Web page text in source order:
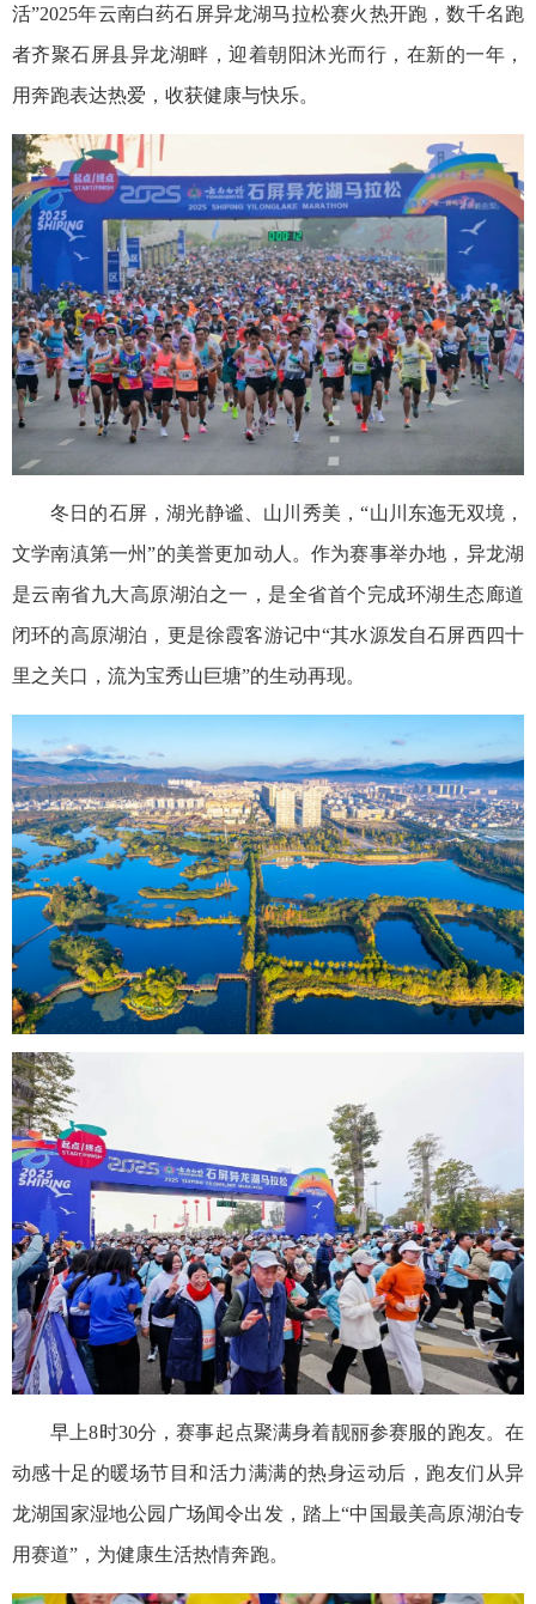
活”2025年云南白药石屏异龙湖马拉松赛火热开跑，数千名跑
者齐聚石屏县异龙湖畔，迎着朝阳沐光而行，在新的一年，
用奔跑表达热爱，收获健康与快乐。
冬日的石屏，湖光静谧、山川秀美，“山川东迤无双境，
文学南滇第一州”的美誉更加动人。作为赛事举办地，异龙湖
是云南省九大高原湖泊之一，是全省首个完成环湖生态廊道
闭环的高原湖泊，更是徐霞客游记中“其水源发自石屏西四十
里之关口，流为宝秀山巨塘”的生动再现。
早上8时30分，赛事起点聚满身着靓丽参赛服的跑友。在
动感十足的暖场节目和活力满满的热身运动后，跑友们从异
龙湖国家湿地公园广场闻令出发，踏上“中国最美高原湖泊专
用赛道”，为健康生活热情奔跑。